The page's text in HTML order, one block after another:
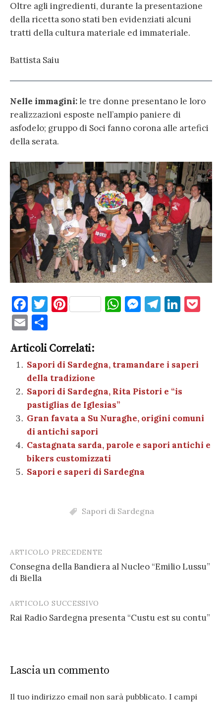
Oltre agli ingredienti, durante la presentazione
della ricetta sono stati ben evidenziati alcuni
tratti della cultura materiale ed immateriale.
Battista Saiu
Nelle immagini:le tre donne presentano le loro
realizzazioni esposte nell’ampio paniere di
asfodelo; gruppo di Soci fanno corona alle artefici
della serata.
F
a
c
e
b
o
o
k
T
te
r
Pi
es
t
W
A
p
p
M
g
er
T
a
m
Li
dI
E
m
ai
l
o
n
di
vi
di
Articoli Correlati:
Sapori di Sardegna, tramandare i saperi
della tradizione
Sapori di Sardegna, Rita Pistori e “is
pastiglias de Iglesias”
Gran favata a Su Nuraghe, origini comuni
di antichi sapori
Castagnata sarda, parole e sapori antichi e
bikers customizzati
Sapori e saperi di Sardegna
Sapori di Sardegna
Post
navigation
ARTICOLO PRECEDENTE
Consegna della Bandiera al Nucleo “Emilio Lussu”
di Biella
ARTICOLO SUCCESSIVO
Rai Radio Sardegna presenta “Custu est su contu”
Lascia un commento
Il tuo indirizzo email non sarà pubblicato. I campi